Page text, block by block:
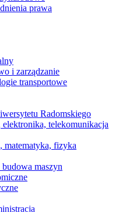
prawa
i zarządzanie
transportowe
Radomskiego
elektronika, telekomunikacja
matematyka, fizyka
maszyn